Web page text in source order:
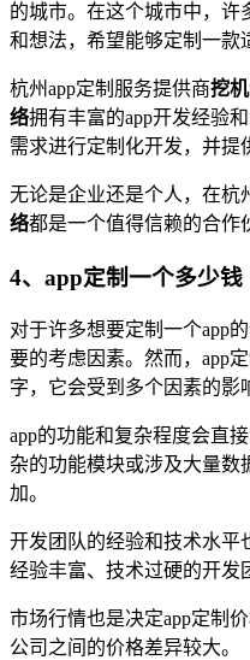
的城市。在这个城市中，许
和想法，希望能够定制一款
杭州app定制服务提供商挖
络拥有丰富的app开发经验
需求进行定制化开发，并提
无论是企业还是个人，在杭
络都是一个值得信赖的合作
4、app定制一个多少钱
对于许多想要定制一个app
要的考虑因素。然而，app
字，它会受到多个因素的影
app的功能和复杂程度会直
杂的功能模块或涉及大量数
加。
开发团队的经验和技术水平
经验丰富、技术过硬的开发
市场行情也是决定app定制
公司之间的价格差异较大。